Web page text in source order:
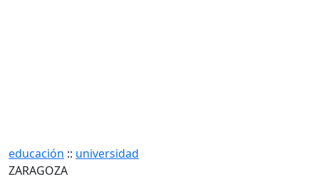
educación :: universidad
ZARAGOZA